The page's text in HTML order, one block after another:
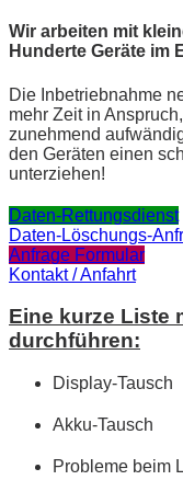
Wir arbeiten mit
Hunderte Geräte im
Die Inbetriebnahme
mehr Zeit in
zunehmend
den Geräten einen
unterziehen!
Daten-Rettungsdienst
Daten-Löschungs-
Anfrage Formular
Kontakt / Anfahrt
Eine kurze Liste
durchführen:
Display-Tausch
Akku-Tausch
Probleme beim